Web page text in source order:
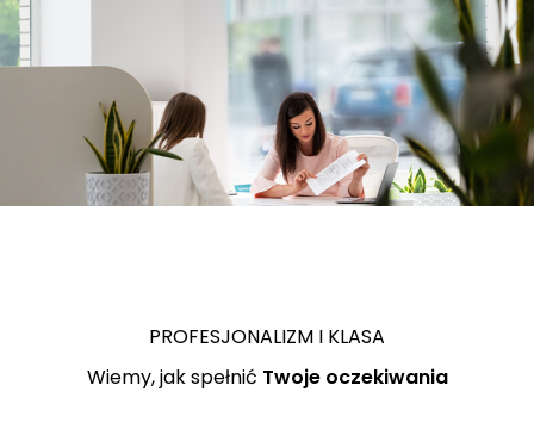
PROFESJONALIZM I KLASA
Wiemy, jak spełnić Twoje oczekiwania